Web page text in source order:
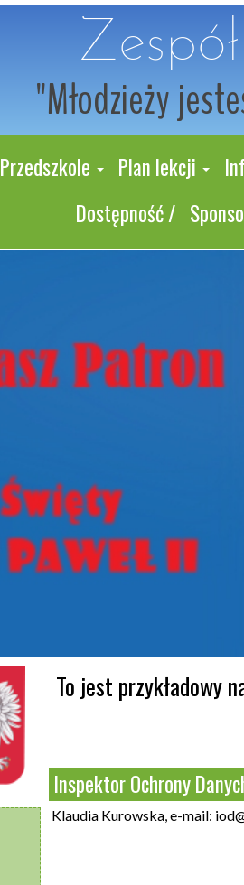
"Młodzieży
Przedszkole Plan lekcji
Dostępność /
To jest przykładowy
Inspektor Ochrony
Klaudia Kurowska, e-mail: